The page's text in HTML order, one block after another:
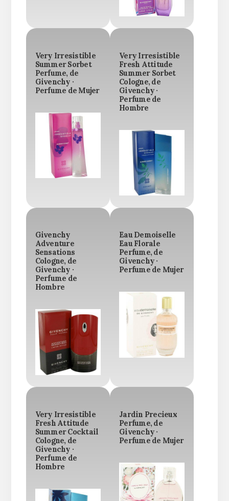
Very Irresistible
Summer Sorbet
Perfume, de
Givenchy ·
Perfume de Mujer
Very Irresistible
Fresh Attitude
Summer Sorbet
Cologne, de
Givenchy ·
Perfume de
Hombre
Givenchy
Adventure
Sensations
Cologne, de
Givenchy ·
Perfume de
Hombre
Eau Demoiselle
Eau Florale
Perfume, de
Givenchy ·
Perfume de Mujer
Very Irresistible
Fresh Attitude
Summer Cocktail
Cologne, de
Givenchy ·
Perfume de
Hombre
Jardin Precieux
Perfume, de
Givenchy ·
Perfume de Mujer